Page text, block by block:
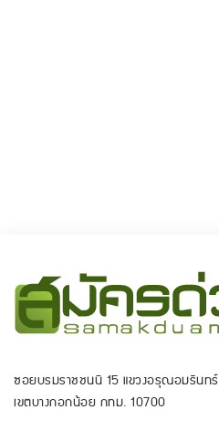
ซอยบรมราชชนนี 15 แขวงอรุณอมรินทร์
เขตบางกอกน้อย กทม. 10700